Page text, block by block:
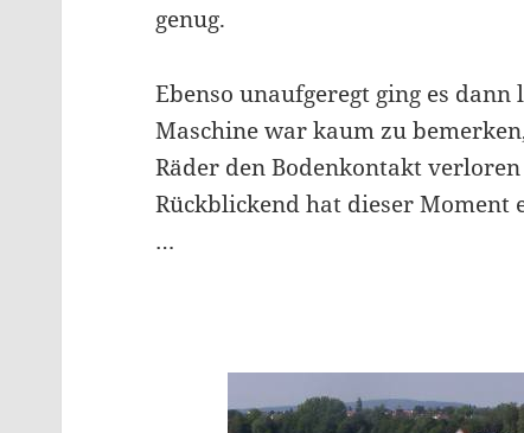
genug.
Ebenso unaufgeregt ging es
Maschine war kaum zu
Räder den Bodenkontakt
Rückblickend hat dieser
…